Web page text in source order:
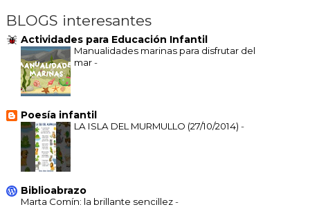
BLOGS interesantes
Actividades para Educación Infantil
Manualidades marinas para disfrutar del
mar-
Poesía infantil
LA ISLA DEL MURMULLO (27/10/2014) -
Biblioabrazo
Marta Comín: la brillante sencillez-